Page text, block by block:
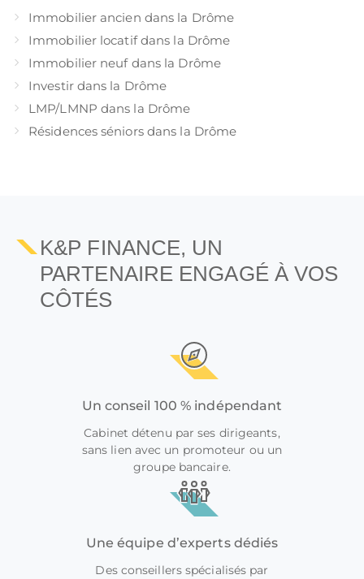
Immobilier ancien dans la Drôme
Immobilier locatif dans la Drôme
Immobilier neuf dans la Drôme
Investir dans la Drôme
LMP/LMNP dans la Drôme
Résidences séniors dans la Drôme
K&P FINANCE, UN
PARTENAIRE ENGAGÉ À VOS
CÔTÉS
Un conseil 100 % indépendant
Cabinet détenu par ses dirigeants,
sans lien avec un promoteur ou un
groupe bancaire.
Une équipe d’experts dédiés
Des conseillers spécialisés par